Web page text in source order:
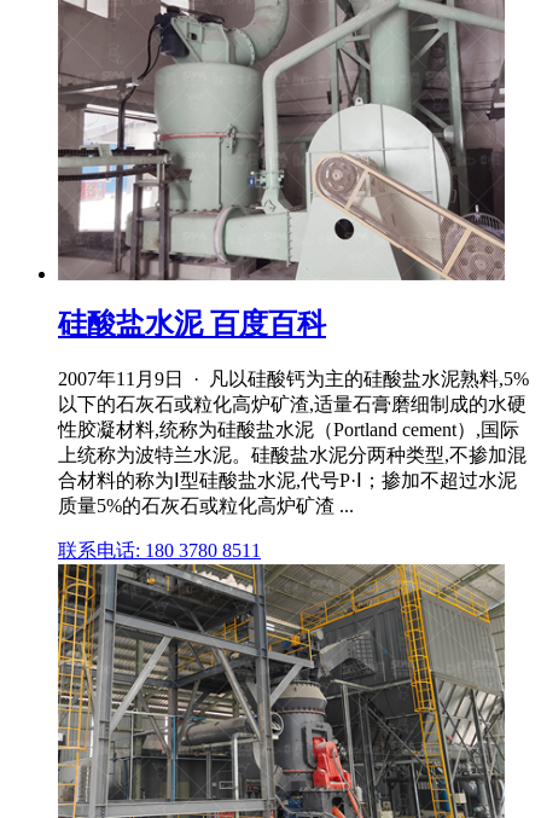
硅酸盐水泥 百度百科
2007年11月9日 · 凡以硅酸钙为主的硅酸盐水泥熟料,5%
以下的石灰石或粒化高炉矿渣,适量石膏磨细制成的水硬
性胶凝材料,统称为硅酸盐水泥（Portland cement）,国际
上统称为波特兰水泥。硅酸盐水泥分两种类型,不掺加混
合材料的称为Ⅰ型硅酸盐水泥,代号P·Ⅰ；掺加不超过水泥
质量5%的石灰石或粒化高炉矿渣 ...
联系电话: 180 3780 8511